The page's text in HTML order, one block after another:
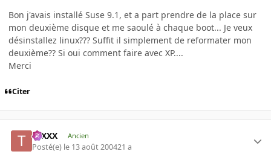
Bon j'avais installé Suse 9.1, et a part prendre de la place sur
mon deuxième disque et me saoulé à chaque boot... Je veux
désinstallez linux??? Suffit il simplement de reformater mon
deuxième?? Si oui comment faire avec XP....
Merci
Citer
tuXXX Ancien
Posté(e) le 13 août 200421 a